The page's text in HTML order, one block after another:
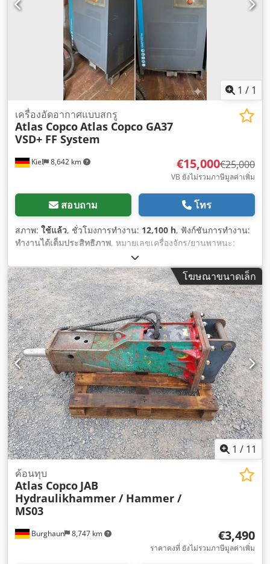
1 / 1
Kiel 8,642 km
เครื่องอัดอากาศแบบสกรู
Atlas CopcoAtlas Copco GA37
VSD+ FF System
€15,000€25,000
VB ยังไม่รวมภาษีมูลค่าเพิ่ม
สอบถาม โทร
สภาพ: ใช้แล้ว, ชั่วโมงการทำงาน: 12,100 h, ฟังก์ชันการทำงาน:
ทำงานได้เต็มประสิทธิภาพ, หมายเลขเครื่องจักร/ยานพาหนะ:
โฆษณาขนาดเล็ก
1 / 11
Burghaun 8,747 km
ค้อนทุบ
Atlas Copco JAB
Hydraulikhammer / Hammer /
MS03
€3,490
ราคาคงที่ ยังไม่รวมภาษีมูลค่าเพิ่ม